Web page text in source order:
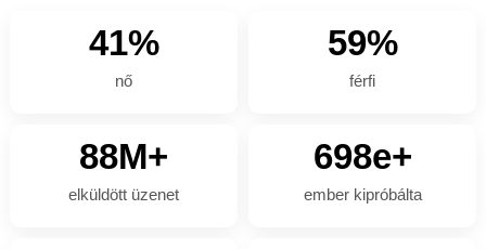
41%
nő
59%
férfi
88M+
elküldött üzenet
698e+
ember kipróbálta